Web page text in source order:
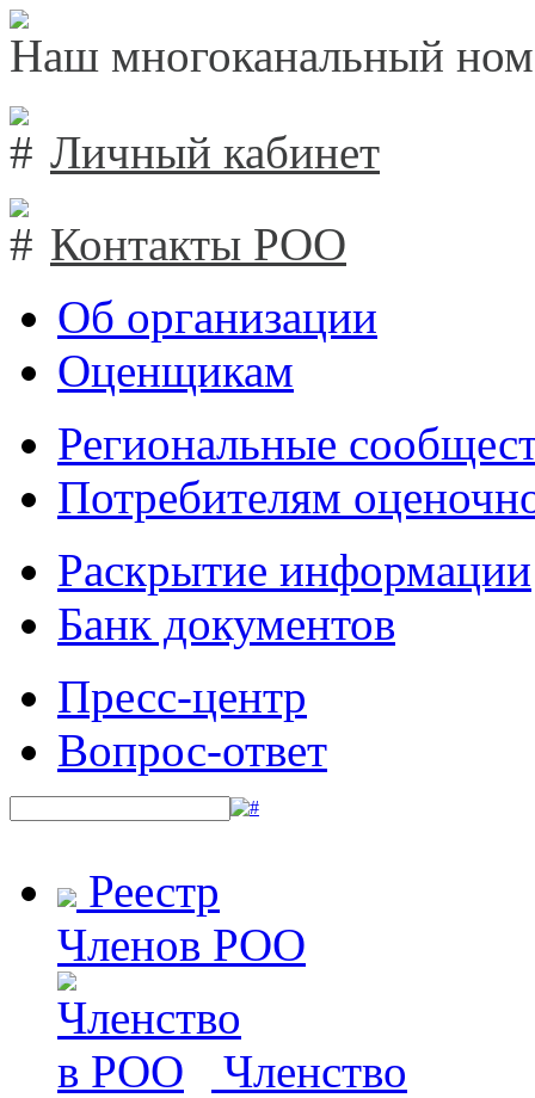
Наш многоканальный
Личный кабинет
Контакты РОО
Об организации
Оценщикам
Региональные
Потребителям
Раскрытие информации
Банк документов
Пресс-центр
Вопрос-ответ
Реестр
Членов РОО
Членство